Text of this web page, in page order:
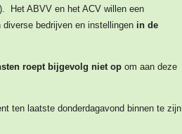
Het ABVV en het ACV willen een
bedrijven en instellingen in de
roept bijgevolg niet opom aan deze
ten laatste donderdagavond binnen te zijn.